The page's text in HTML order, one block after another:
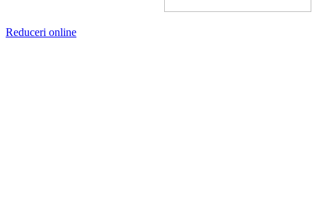
Reduceri online